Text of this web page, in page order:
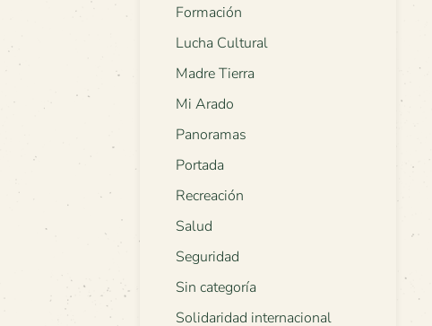
Formación
Lucha Cultural
Madre Tierra
Mi Arado
Panoramas
Portada
Recreación
Salud
Seguridad
Sin categoría
Solidaridad internacional